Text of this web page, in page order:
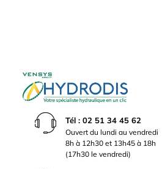
Tél : 02 51 34 45 62
Ouvert du lundi au vendredi
8h à 12h30 et 13h45 à 18h
(17h30 le vendredi)